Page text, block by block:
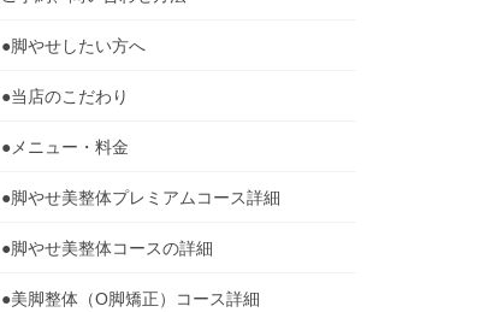
●脚やせしたい方へ
●当店のこだわり
●メニュー・料金
●脚やせ美整体プレミアムコース詳細
●脚やせ美整体コースの詳細
●美脚整体（O脚矯正）コース詳細